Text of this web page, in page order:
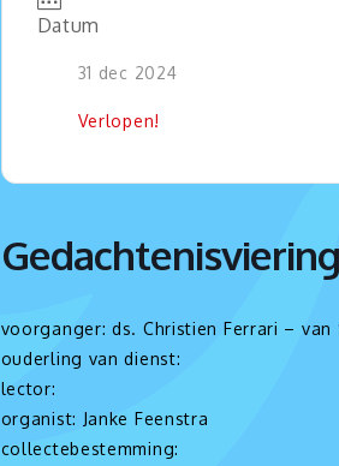
Datum
31 dec 2024
Verlopen!
voorganger: ds. Christien Ferrari – van
ouderling van dienst:
lector:
organist: Janke Feenstra
collectebestemming: